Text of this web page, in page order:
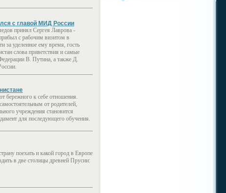
с главой МИД России
принял Сергея Лаврова -
с рабочим визитом в
за уделенное ему время, гость
слова приветствия и самые
В. Путина, а также Д.
бережного к себе отношения.
от родителей,
учреждения становится
для последующего обучения.
поехать и какой город в Европе
в две столицы древней Прусии: